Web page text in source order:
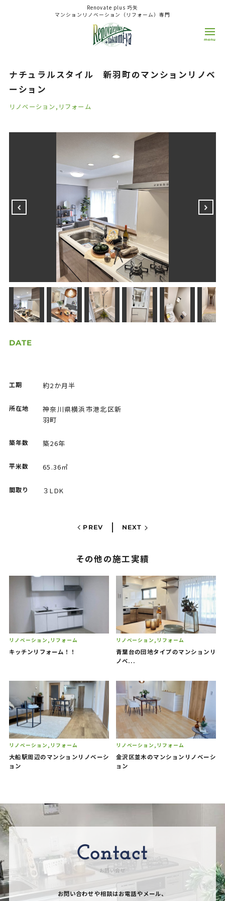
Renovate plus 巧矢
マンションリノベーション（リフォーム）専門
OPEN 9:00~18:00 CLOSE 日/祝
選ばれる理由
Service
Renovation（Reform）
マンションリノベーション(リフォーム)
How to Renovate
リノベの始め方
Support
アフターフォローと安心サポート
FAQ
Information
お問い合わせ
ナチュラルスタイル 新羽町のマンションリノベー
ション
ナチュラルスタイル 新羽町のマンションリノベ
ーション
リノベーション リフォーム
DATE
工期 約2か月半
所在地
神奈川県横浜市港北区新
羽町
築年数 築26年
平米数 65.36㎡
間取り ３LDK
PREV NEXT
その他の施工実績
リノベーション リフォーム
キッチンリフォーム！！
リノベーション リフォーム
青葉台の団地タイプのマンションリ
ノベ...
リノベーション リフォーム
大船駅周辺のマンションリノベーシ
ョン
リノベーション リフォーム
金沢区並木のマンションリノベーシ
ョン
Contact
お問い合せ
お問い合わせや相談はお電話やメール、